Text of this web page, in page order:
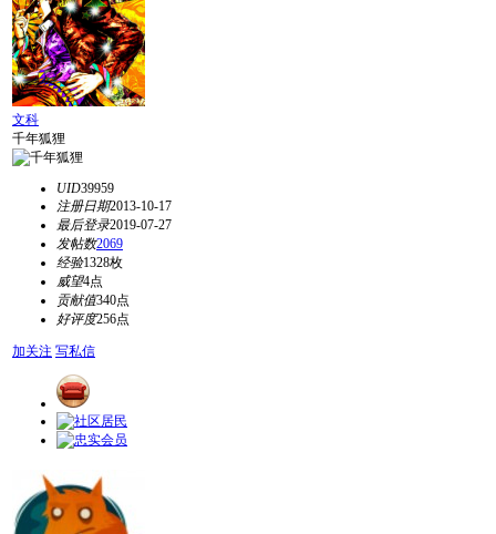
文科
千年狐狸
UID39959
注册日期2013-10-17
最后登录2019-07-27
发帖数2069
经验1328枚
威望4点
贡献值340点
好评度256点
加关注 写私信